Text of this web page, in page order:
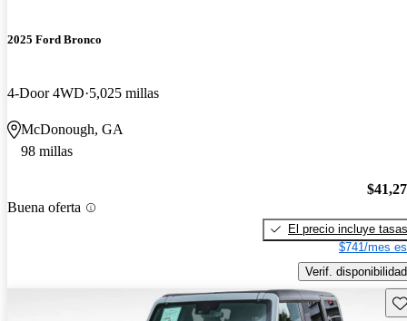
2025 Ford Bronco
4-Door 4WD 5,025 millas
McDonough, GA
98 millas
Buena oferta
El precio incluye tasas
$741/mes
Verif. disponibilidad